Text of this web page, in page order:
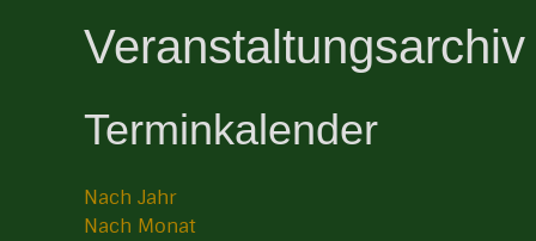
Veranstaltungsarchiv
Terminkalender
Nach Jahr
Nach Monat